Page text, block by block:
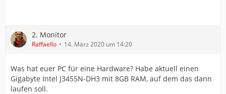
2. Monitor
Raffaello 14. März 2020 um 14:20
Was hat euer PC für eine Hardware? Habe aktuell einen
Gigabyte Intel J3455N-DH3 mit 8GB RAM, auf dem das dann
laufen soll.